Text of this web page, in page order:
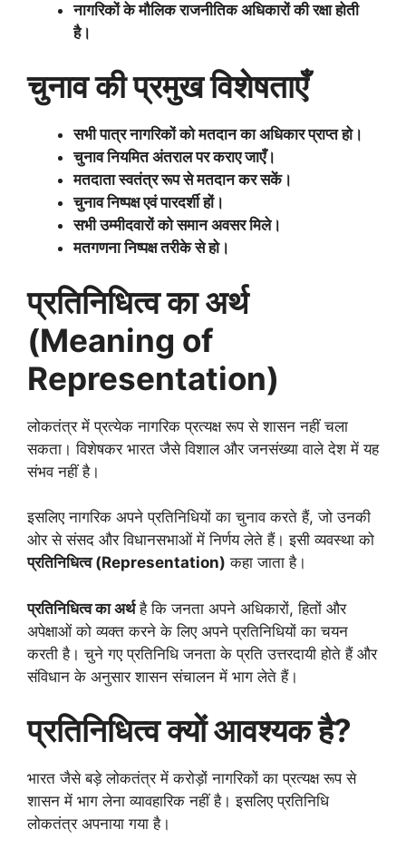
नागरिकों के मौलिक राजनीतिक अधिकारों की रक्षा होती
है।
चुनाव की प्रमुख विशेषताएँ
सभी पात्र नागरिकों को मतदान का अधिकार प्राप्त हो।
चुनाव नियमित अंतराल पर कराए जाएँ।
मतदाता स्वतंत्र रूप से मतदान कर सकें।
चुनाव निष्पक्ष एवं पारदर्शी हों।
सभी उम्मीदवारों को समान अवसर मिले।
मतगणना निष्पक्ष तरीके से हो।
प्रतिनिधित्व का अर्थ
(Meaning of
Representation)
लोकतंत्र में प्रत्येक नागरिक प्रत्यक्ष रूप से शासन नहीं चला
सकता। विशेषकर भारत जैसे विशाल और जनसंख्या वाले देश में यह
संभव नहीं है।
इसलिए नागरिक अपने प्रतिनिधियों का चुनाव करते हैं, जो उनकी
ओर से संसद और विधानसभाओं में निर्णय लेते हैं। इसी व्यवस्था को
प्रतिनिधित्व (Representation) कहा जाता है।
प्रतिनिधित्व का अर्थहै कि जनता अपने अधिकारों, हितों और
अपेक्षाओं को व्यक्त करने के लिए अपने प्रतिनिधियों का चयन
करती है। चुने गए प्रतिनिधि जनता के प्रति उत्तरदायी होते हैं और
संविधान के अनुसार शासन संचालन में भाग लेते हैं।
प्रतिनिधित्व क्यों आवश्यक है?
भारत जैसे बड़े लोकतंत्र में करोड़ों नागरिकों का प्रत्यक्ष रूप से
शासन में भाग लेना व्यावहारिक नहीं है। इसलिए प्रतिनिधि
लोकतंत्र अपनाया गया है।